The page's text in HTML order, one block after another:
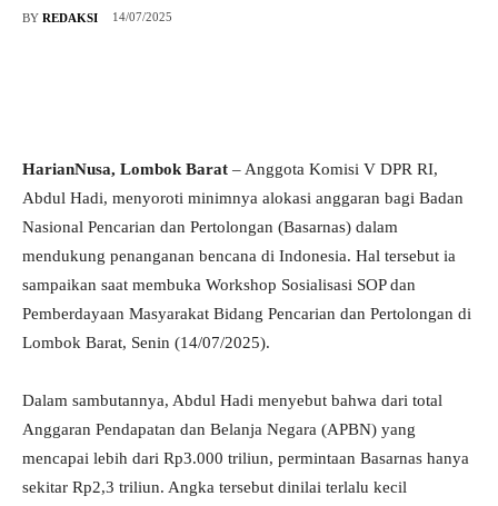
BY REDAKSI 14/07/2025
HarianNusa, Lombok Barat – Anggota Komisi V DPR RI,
Abdul Hadi, menyoroti minimnya alokasi anggaran bagi Badan
Nasional Pencarian dan Pertolongan (Basarnas) dalam
mendukung penanganan bencana di Indonesia. Hal tersebut ia
sampaikan saat membuka Workshop Sosialisasi SOP dan
Pemberdayaan Masyarakat Bidang Pencarian dan Pertolongan di
Lombok Barat, Senin (14/07/2025).
Dalam sambutannya, Abdul Hadi menyebut bahwa dari total
Anggaran Pendapatan dan Belanja Negara (APBN) yang
mencapai lebih dari Rp3.000 triliun, permintaan Basarnas hanya
sekitar Rp2,3 triliun. Angka tersebut dinilai terlalu kecil